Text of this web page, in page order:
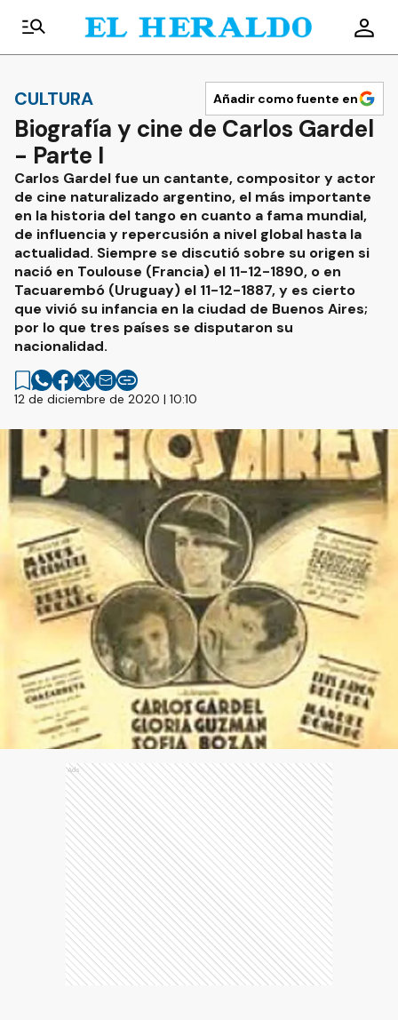
CULTURA Añadir como fuente en
Biografía y cine de Carlos Gardel
- Parte I
Carlos Gardel fue un cantante, compositor y actor
de cine naturalizado argentino, el más importante
en la historia del tango en cuanto a fama mundial,
de influencia y repercusión a nivel global hasta la
actualidad. Siempre se discutió sobre su origen si
nació en Toulouse (Francia) el 11-12-1890, o en
Tacuarembó (Uruguay) el 11-12-1887, y es cierto
que vivió su infancia en la ciudad de Buenos Aires;
por lo que tres países se disputaron su
nacionalidad.
12 de diciembre de 2020 | 10:10
Ads